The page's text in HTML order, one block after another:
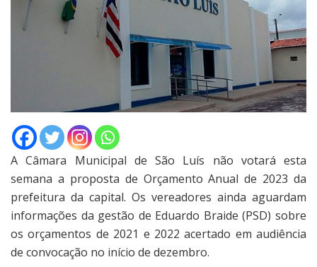
A Câmara Municipal de São Luís não votará esta
semana a proposta de Orçamento Anual de 2023 da
prefeitura da capital. Os vereadores ainda aguardam
informações da gestão de Eduardo Braide (PSD) sobre
os orçamentos de 2021 e 2022 acertado em audiência
de convocação no início de dezembro.